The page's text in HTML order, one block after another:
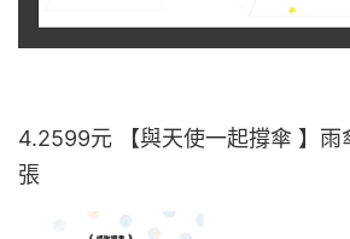
4.2599元 【與天使一起撐傘 】雨
張